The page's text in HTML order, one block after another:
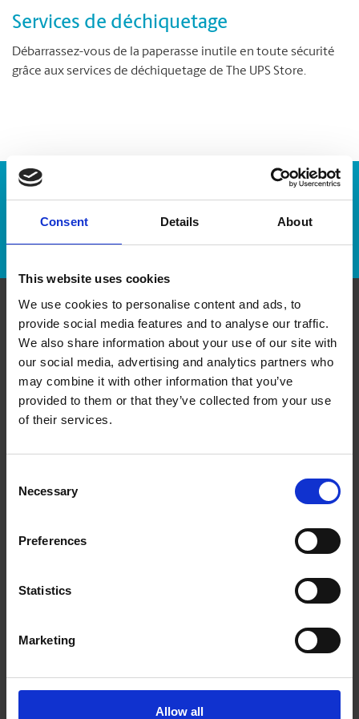
Consent Details About
This website uses cookies
We use cookies to personalise content and ads, to
provide social media features and to analyse our traffic.
We also share information about your use of our site with
our social media, advertising and analytics partners who
may combine it with other information that you’ve
provided to them or that they’ve collected from your use
of their services.
Selection
Necessary
Preferences
Statistics
Marketing
Allow all
Services de déchiquetage
Débarrassez-vous de la paperasse inutile en toute sécurité
grâce aux services de déchiquetage de The UPS Store.
Numéro de suivi :
Communiquer avec nous
The UPS Store #499
University Location, 256C Phillip Street
Waterloo ON - N2L 6B6
Obtenez l'itinéraire vers notre magasin
Nous suivre
9:00 am - 6:30 pm